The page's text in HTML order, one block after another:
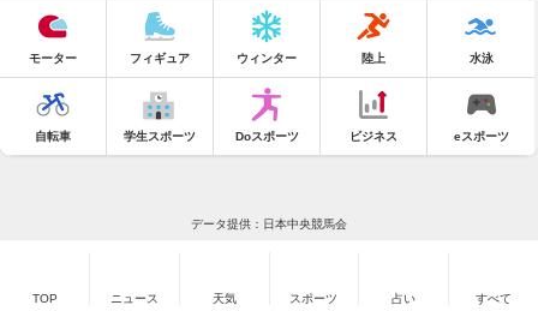
モーター フィギュア ウィンター 陸上 水泳
自転車 学生スポーツ Doスポーツ ビジネス eスポーツ
データ提供：日本中央競馬会
TOP ニュース 天気 スポーツ 占い すべて